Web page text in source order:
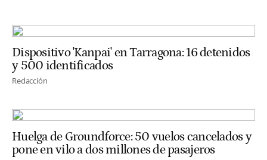
Dispositivo 'Kanpai' en Tarragona: 16 detenidos
y 500 identificados
Redacción
Huelga de Groundforce: 50 vuelos cancelados y
pone en vilo a dos millones de pasajeros